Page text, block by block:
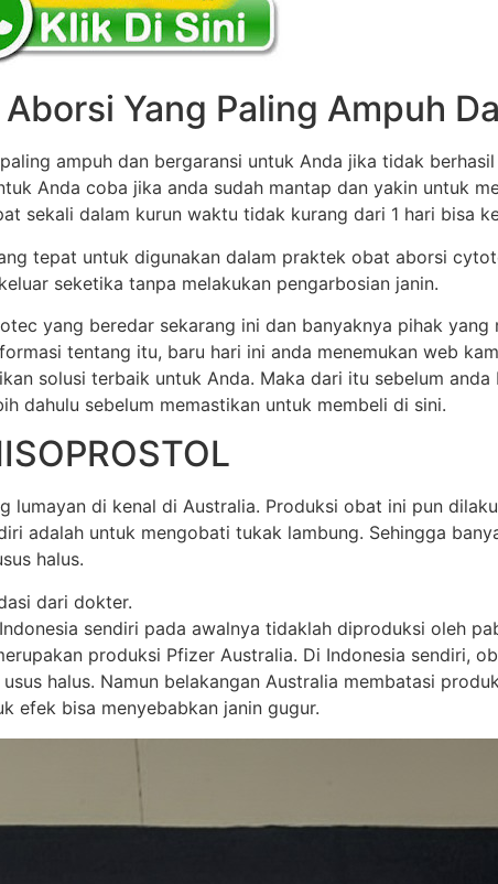
Yang Paling Ampuh
ampuh dan bergaransi untuk Anda jika tidak
Anda coba jika anda sudah mantap dan yakin untuk
sekali dalam kurun waktu tidak kurang dari 1 hari bisa
tepat untuk digunakan dalam praktek obat aborsi
seketika tanpa melakukan pengarbosian janin.
yang beredar sekarang ini dan banyaknya pihak yang
tentang itu, baru hari ini anda menemukan web
solusi terbaik untuk Anda. Maka dari itu sebelum
dahulu sebelum memastikan untuk membeli di sini.
di kenal di Australia. Produksi obat ini pun
adalah untuk mengobati tukak lambung. Sehingga
halus.
dari dokter.
sendiri pada awalnya tidaklah diproduksi oleh
produksi Pfizer Australia. Di Indonesia sendiri,
halus. Namun belakangan Australia membatasi
efek bisa menyebabkan janin gugur.